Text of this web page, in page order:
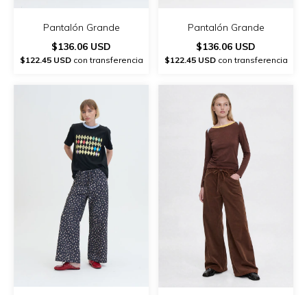
Pantalón Grande
$136.06 USD
$122.45 USDcon transferencia
Pantalón Grande
$136.06 USD
$122.45 USDcon transferencia